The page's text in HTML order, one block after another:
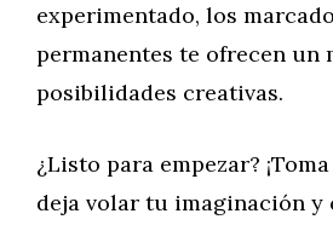
experimentado, los
permanentes te ofrecen un
posibilidades creativas.
¿Listo para empezar?
deja volar tu imaginación y